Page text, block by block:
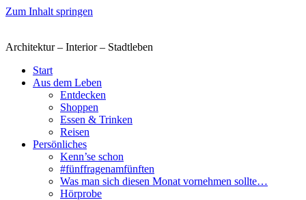
Zum Inhalt springen
Architektur – Interior – Stadtleben
Start
Aus dem Leben
Entdecken
Shoppen
Essen & Trinken
Reisen
Persönliches
Kenn’se schon
#fünffragenamfünften
Was man sich diesen Monat vornehmen sollte…
Hörprobe